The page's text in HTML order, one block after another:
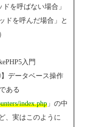
ドを呼ばない場合」
ドを呼んだ場合」と
入門
】データベース操作
ある
index.php」の中
、実はこのように